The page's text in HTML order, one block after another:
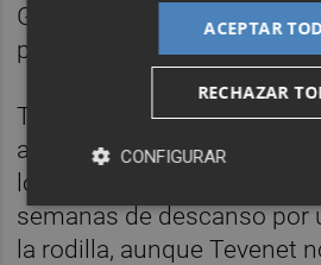
Giménez y el extremo
por lesión.
También es prácticamente
ausencia del mediapunta
los médicos le han
semanas de descanso por
la rodilla, aunque Tevenet
ACEPTAR
RECHAZAR
CONFIGURAR